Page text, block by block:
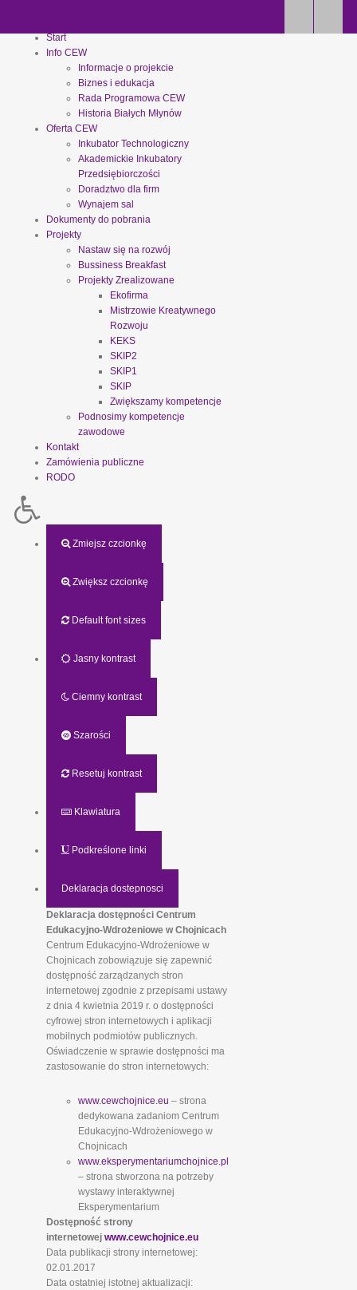
Start
Info CEW
Informacje o projekcie
Biznes i edukacja
Rada Programowa CEW
Historia Białych Młynów
Oferta CEW
Inkubator Technologiczny
Akademickie Inkubatory
Przedsiębiorczości
Doradztwo dla firm
Wynajem sal
Dokumenty do pobrania
Projekty
Nastaw się na rozwój
Bussiness Breakfast
Projekty Zrealizowane
Ekofirma
Mistrzowie Kreatywnego
Rozwoju
KEKS
SKIP2
SKIP1
SKIP
Zwiększamy kompetencje
Podnosimy kompetencje
zawodowe
Kontakt
Zamówienia publiczne
RODO
Zmiejsz czcionkę
Zwiększ czcionkę
Default font sizes
Jasny kontrast
Ciemny kontrast
Szarości
Resetuj kontrast
Klawiatura
Podkreślone linki
Deklaracja dostepnosci
Deklaracja dostępności Centrum
Edukacyjno-Wdrożeniowe w Chojnicach
Centrum Edukacyjno-Wdrożeniowe w
Chojnicach zobowiązuje się zapewnić
dostępność zarządzanych stron
internetowej zgodnie z przepisami ustawy
z dnia 4 kwietnia 2019 r. o dostępności
cyfrowej stron internetowych i aplikacji
mobilnych podmiotów publicznych.
Oświadczenie w sprawie dostępności ma
zastosowanie do stron internetowych:
www.cewchojnice.eu – strona
dedykowana zadaniom Centrum
Edukacyjno-Wdrożeniowego w
Chojnicach
www.eksperymentariumchojnice.pl
– strona stworzona na potrzeby
wystawy interaktywnej
Eksperymentarium
Dostępność strony
internetowej www.cewchojnice.eu
Data publikacji strony internetowej:
02.01.2017
Data ostatniej istotnej aktualizacji: